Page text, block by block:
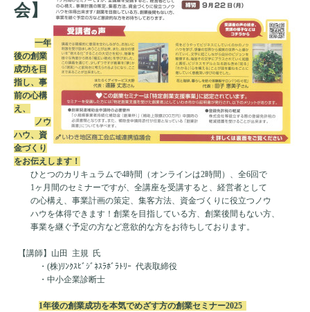
会】
一年
後の創業
成功を目
指し、事
前の心構
え、
ノウ
ハウ、資
金づくり
をお伝えします！
ひとつのカリキュラムで4時間（オンラインは2時間）、全6回で
1ヶ月間のセミナーですが、全講座を受講すると、経営者として
の心構え、事業計画の策定、集客方法、資金づくりに役立つノウ
ハウを体得できます！創業を目指している方、創業後間もない方、
事業を継ぐ予定の方など意欲的な方をお待ちしております。
【講師】山田 主規 氏
・(株)ﾘﾝｸｽﾋﾞｼﾞﾈｽﾗﾎﾞﾗﾄﾘｰ 代表取締役
・中小企業診断士
1年後の創業成功を本気でめざす方の創業セミナー2025